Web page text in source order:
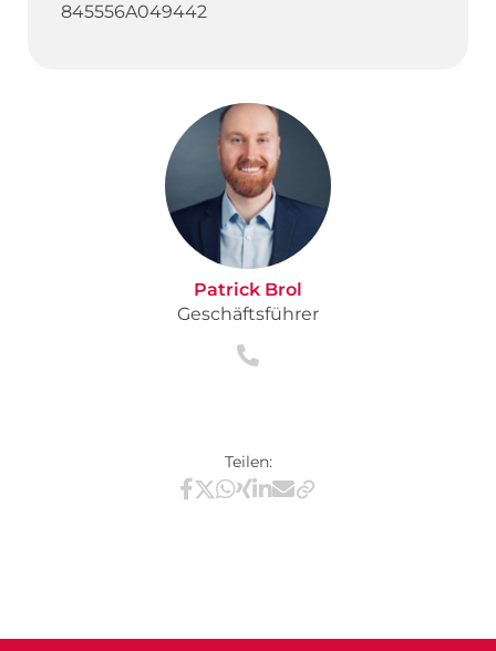
845556A049442
Patrick Brol
Geschäftsführer
Teilen:
Teilen via Facebook
Teilen via X / Twitter
Teilen via WhatsApp
Teilen via Xing
Teilen via LinkedIn
Teilen via E-Mail